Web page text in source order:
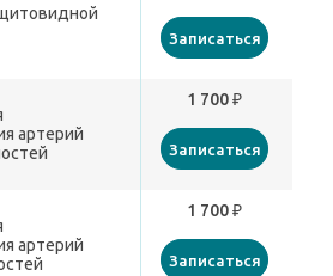
Записаться
артерий
1 700 ₽
Записаться
артерий
1 700 ₽
Записаться